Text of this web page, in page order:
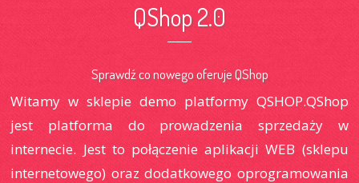
QShop 2.0
Sprawdź co nowego oferuje QShop
Witamy w sklepie demo platformy QSHOP.QShop
jest platforma do prowadzenia sprzedaży w
internecie. Jest to połączenie aplikacji WEB (sklepu
internetowego) oraz dodatkowego oprogramowania